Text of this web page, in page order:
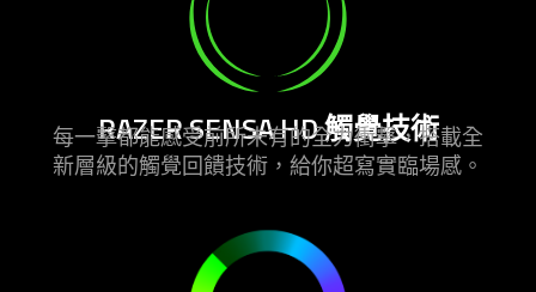
RAZER SENSA HD 觸覺技術
每一擊都能感受前所未有的全力衝擊，搭載全
新層級的觸覺回饋技術，給你超寫實臨場感 。